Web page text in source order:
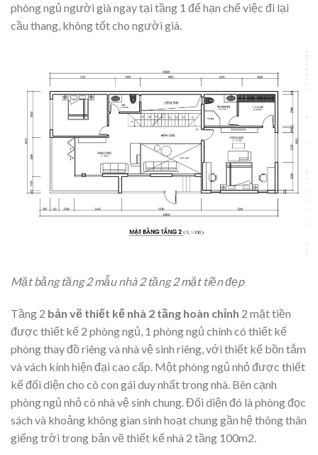
phòng ngủ người già ngay tại tầng 1 để hạn chế việc đi lại
cầu thang, không tốt cho người già.
Mặt bằng tầng 2 mẫu nhà 2 tầng 2 mặt tiền đẹp
Tầng 2 bản vẽ thiết kế nhà 2 tầng hoàn chỉnh 2 mặt tiền
được thiết kế 2 phòng ngủ, 1 phòng ngủ chính có thiết kế
phòng thay đồ riêng và nhà vệ sinh riêng, với thiết kế bồn tắm
và vách kính hiện đại cao cấp. Một phòng ngủ nhỏ được thiết
kế đối diện cho cô con gái duy nhất trong nhà. Bên cạnh
phòng ngủ nhỏ có nhà vệ sinh chung. Đối diện đó là phòng đọc
sách và khoảng không gian sinh hoạt chung gần hệ thông thân
giếng trời trong bản vẽ thiết kế nhà 2 tầng 100m2.